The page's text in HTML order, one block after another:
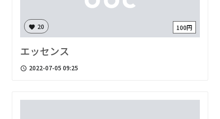
favorite 20 100円
エッセンス
access_time 2022-07-05 09:25